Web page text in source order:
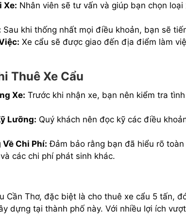
Xe: Nhân viên sẽ tư vấn và giúp bạn chọn
Sau khi thống nhất mọi điều khoản, bạn sẽ
Xe cẩu sẽ được giao đến địa điểm làm
Thuê Xe Cẩu
Xe: Trước khi nhận xe, bạn nên kiểm tra
Lưỡng: Quý khách nên đọc kỹ các điều
Về Chi Phí: Đảm bảo rằng bạn đã hiểu rõ
các chi phí phát sinh khác.
Cần Thơ, đặc biệt là cho thuê xe cẩu 5 tấn,
dựng tại thành phố này. Với nhiều lợi ích